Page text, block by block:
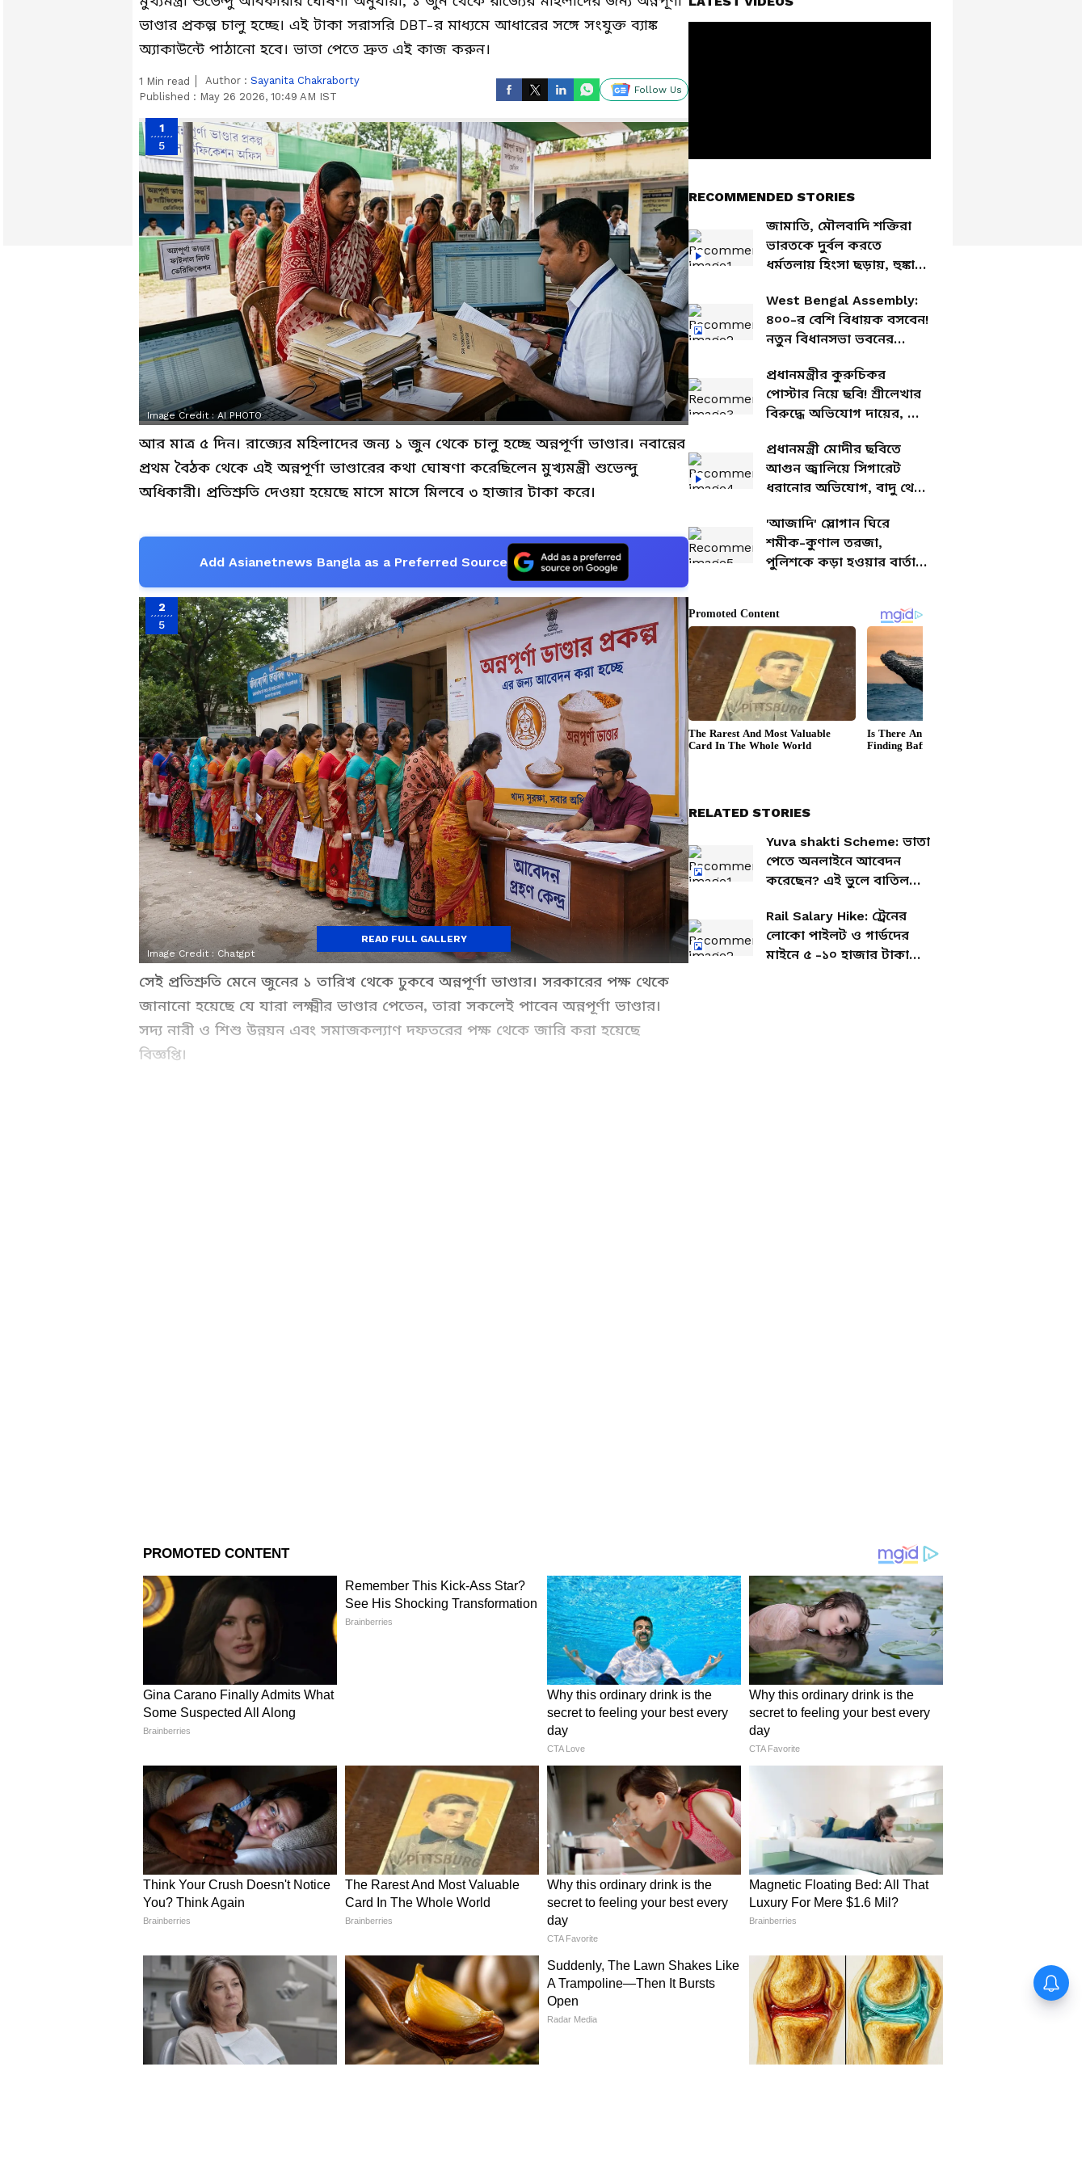
ভাণ্ডার প্রকল্প চালু হচ্ছে। এই টাকা সরাসরি DBT-র মাধ্যমে আধারের সঙ্গে সংযুক্ত ব্যাঙ্ক
অ্যাকাউন্টে পাঠানো হবে। ভাতা পেতে দ্রুত এই কাজ করুন।
1 Min read Author : Sayanita Chakraborty
Published : May 26 2026, 10:49 AM IST
Follow Us
1
5
Image Credit :AI PHOTO
আর মাত্র ৫ দিন। রাজ্যের মহিলাদের জন্য ১ জুন থেকে চালু হচ্ছে অন্নপূর্ণা ভাণ্ডার। নবান্নের
প্রথম বৈঠক থেকে এই অন্নপূর্ণা ভাণ্ডারের কথা ঘোষণা করেছিলেন মুখ্যমন্ত্রী শুভেন্দু
অধিকারী। প্রতিশ্রুতি দেওয়া হয়েছে মাসে মাসে মিলবে ৩ হাজার টাকা করে।
Add Asianetnews Bangla as a Preferred Source
2
5
Image Credit : Chatgpt
সেই প্রতিশ্রুতি মেনে জুনের ১ তারিখ থেকে ঢুকবে অন্নপূর্ণা ভাণ্ডার। সরকারের পক্ষ থেকে
জানানো হয়েছে যে যারা লক্ষ্মীর ভাণ্ডার পেতেন, তারা সকলেই পাবেন অন্নপূর্ণা ভাণ্ডার।
সদ্য নারী ও শিশু উন্নয়ন এবং সমাজকল্যাণ দফতরের পক্ষ থেকে জারি করা হয়েছে
বিজ্ঞপ্তি।
Image Credit :Chatgpt
এর আগে মমতা সরকার এই রাজ্য়ে চালু করেছিল লক্ষ্মীর ভাণ্ডার। এই ভাতা চালু করার
সময় রাজ্যের মহিলারা পেতেন ৫০০ টাকা করে। পরে এই ভাতা বেড়ে হয় ১০০০ টাকা। আর
চলতি ফেব্রুয়ারিতে তা বেড়ে হয় ১৫০০ টাকা। এপ্রিল মাস পর্যন্ত সাধারণ জাতির মহিলারা
১৫০০ টাকা, তপশিলি মহিলারা ১৭০০ টাকা করে পেতেন।
4
5
READ FULL GALLERY
RECOMMENDED STORIES
জামাতি, মৌলবাদি শক্তিরা
ভারতকে দুর্বল করতে
ধর্মতলায় হিংসা ছড়ায়, হুঙ্কার
West Bengal Assembly:
৪০০-র বেশি বিধায়ক বসবেন!
নতুন বিধানসভা ভবনের
প্রধানমন্ত্রীর কুরুচিকর
পোস্টার নিয়ে ছবি! শ্রীলেখার
বিরুদ্ধে অভিযোগ দায়ের, কী
প্রধানমন্ত্রী মোদীর ছবিতে
আগুন জ্বালিয়ে সিগারেট
ধরানোর অভিযোগ, বাদু থেকে
'আজাদি' স্লোগান ঘিরে
শমীক-কুণাল তরজা,
পুলিশকে কড়া হওয়ার বার্তা
RELATED STORIES
Yuva shakti Scheme: ভাতা
পেতে অনলাইনে আবেদন
করেছেন? এই ভুলে বাতিল
Rail Salary Hike: ট্রেনের
লোকো পাইলট ও গার্ডদের
মাইনে ৫ -১০ হাজার টাকা